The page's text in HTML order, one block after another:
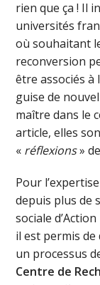
rien que ça ! Il
universités
où souhaitant
reconversion
être associés à
guise de
maître dans le
article, elles
« réflexions»
Pour
depuis plus de
sociale
il est permis de
un processus
Centre de